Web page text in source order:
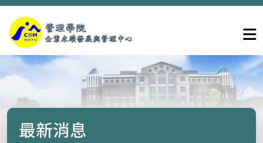
最新消息